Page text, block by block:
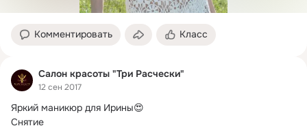
Комментировать Класс
Салон красоты "Три Расчески"
12 сен 2017
Яркий маникюр для Ирины😍
Снятие